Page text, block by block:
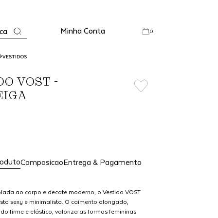
Minha Conta 0
VESTIDOS
VOST -
ComposicaoEntrega & Pagamento
ao corpo e decote moderno, o Vestido VOST
sexy e minimalista. O caimento alongado,
firme e elástico, valoriza as formas femininas